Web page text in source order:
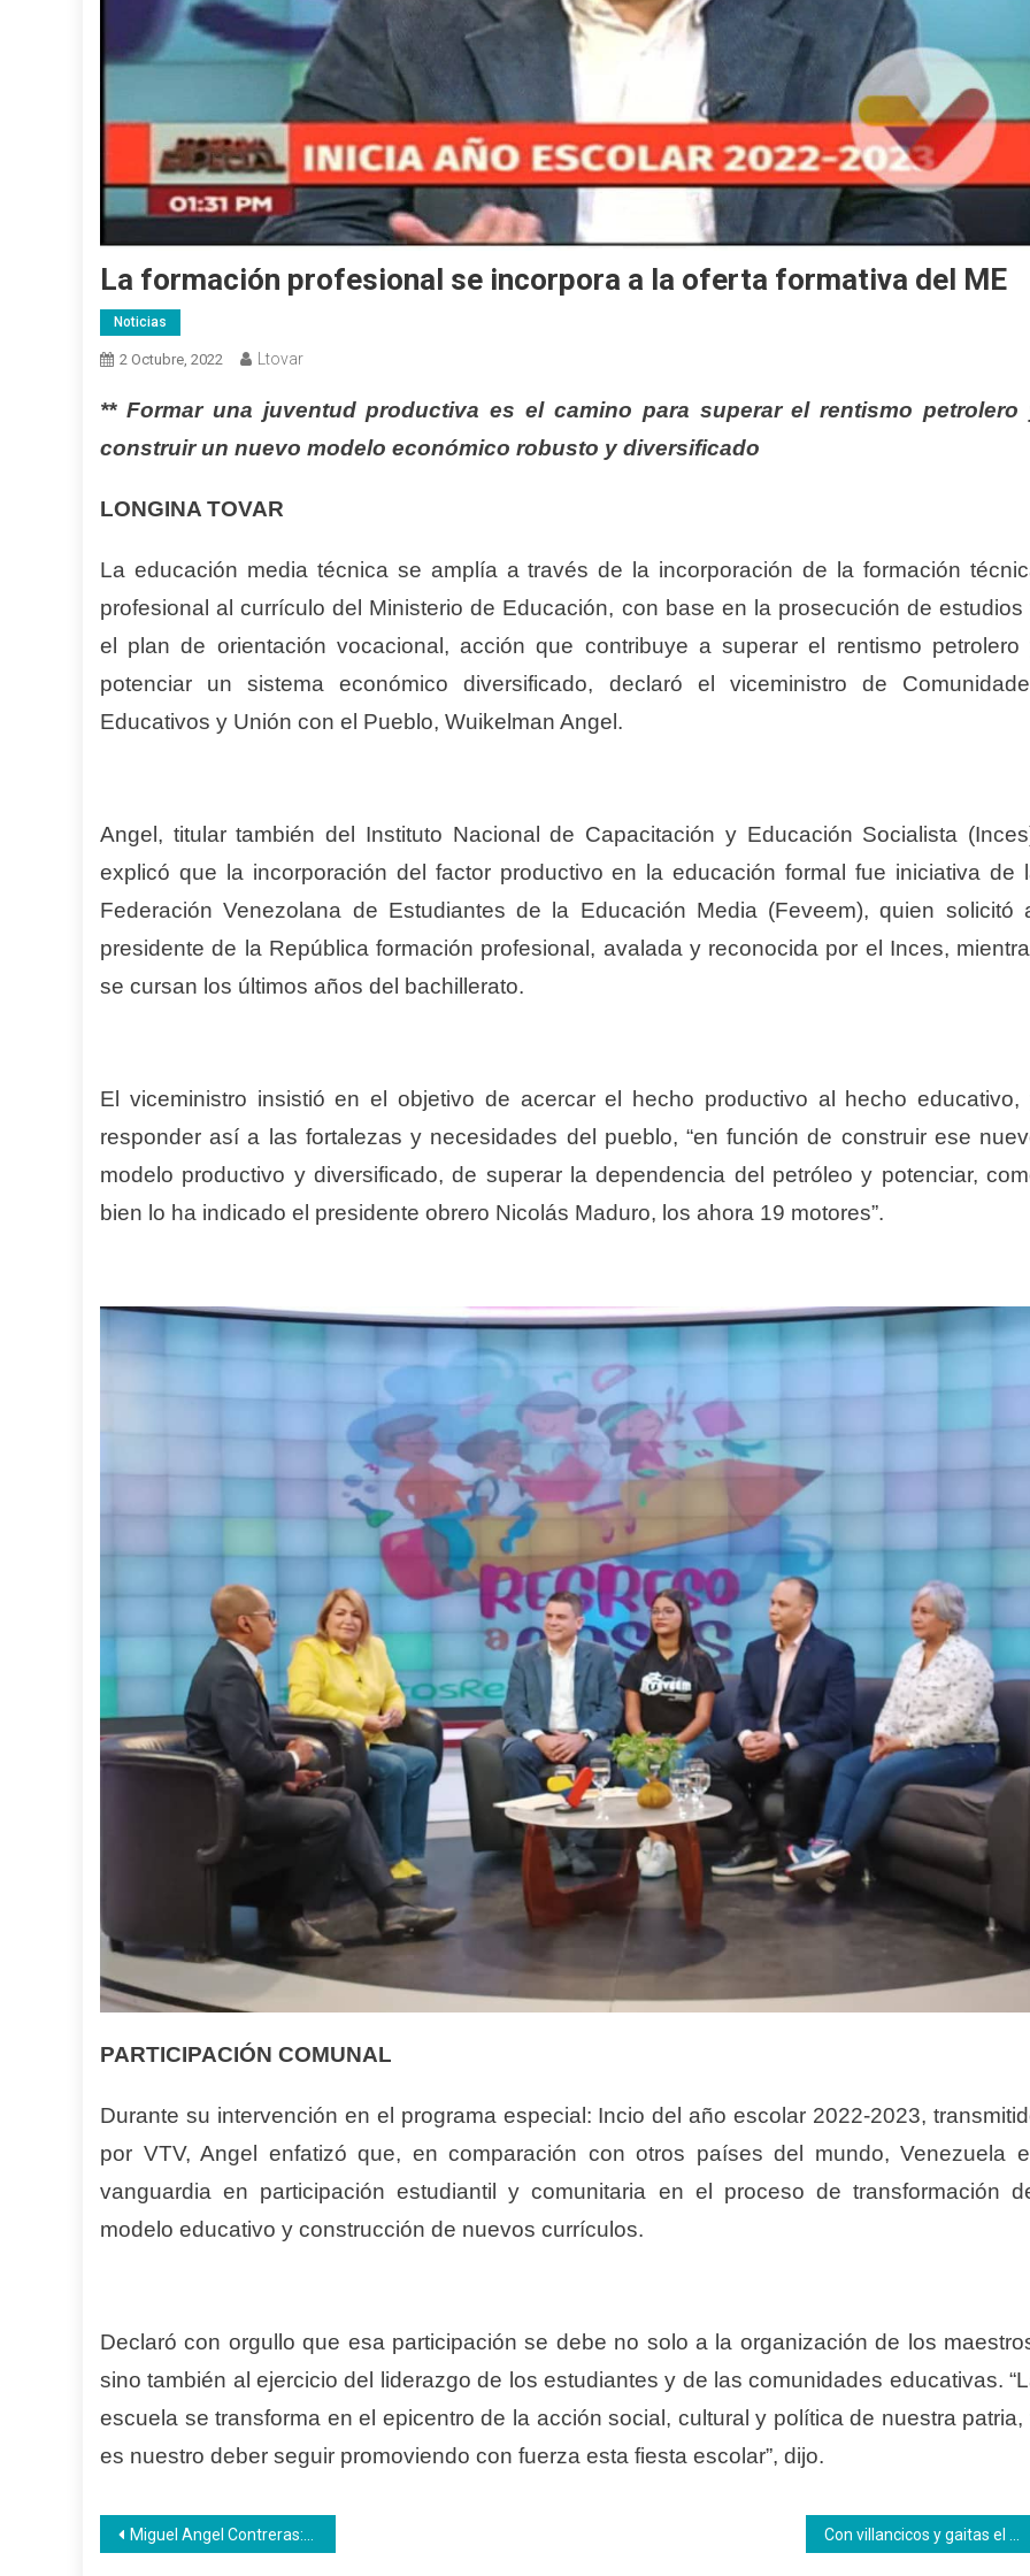
La formación profesional se incorpora a la oferta formativa del ME
Noticias
2 Octubre, 2022 Ltovar
** Formar una juventud productiva es el camino para superar el rentismo petrolero
construir un nuevo modelo económico robusto y diversificado
LONGINA TOVAR
La educación media técnica se amplía a través de la incorporación de la formación
profesional al currículo del Ministerio de Educación, con base en la prosecución de estudios
el plan de orientación vocacional, acción que contribuye a superar el rentismo petrolero
potenciar un sistema económico diversificado, declaró el viceministro de
Educativos y Unión con el Pueblo, Wuikelman Angel.
Angel, titular también del Instituto Nacional de Capacitación y Educación Socialista
explicó que la incorporación del factor productivo en la educación formal fue iniciativa de
Federación Venezolana de Estudiantes de la Educación Media (Feveem), quien solicitó
presidente de la República formación profesional, avalada y reconocida por el Inces,
se cursan los últimos años del bachillerato.
El viceministro insistió en el objetivo de acercar el hecho productivo al hecho educativo,
responder así a las fortalezas y necesidades del pueblo, “en función de construir ese
modelo productivo y diversificado, de superar la dependencia del petróleo y potenciar,
bien lo ha indicado el presidente obrero Nicolás Maduro, los ahora 19 motores”.
PARTICIPACIÓN COMUNAL
Durante su intervención en el programa especial: Incio del año escolar 2022-2023,
por VTV, Angel enfatizó que, en comparación con otros países del mundo, Venezuela
vanguardia en participación estudiantil y comunitaria en el proceso de transformación
modelo educativo y construcción de nuevos currículos.
Declaró con orgullo que esa participación se debe no solo a la organización de los
sino también al ejercicio del liderazgo de los estudiantes y de las comunidades educativas.
escuela se transforma en el epicentro de la acción social, cultural y política de nuestra patria,
es nuestro deber seguir promoviendo con fuerza esta fiesta escolar”, dijo.
Navegación
Miguel Angel Contreras: “Estamos en un momento de cambios del patrón energético”